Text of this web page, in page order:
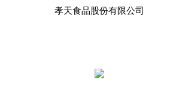
孝天食品股份有限公司